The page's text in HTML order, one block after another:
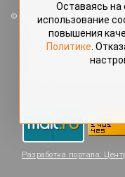
Все права защищены.
«Красраб.ру»
и читателями, являются
частичное
«Красраб.ру»,
Разработка портала:
Оставаясь на
использование
повышения
Политике .